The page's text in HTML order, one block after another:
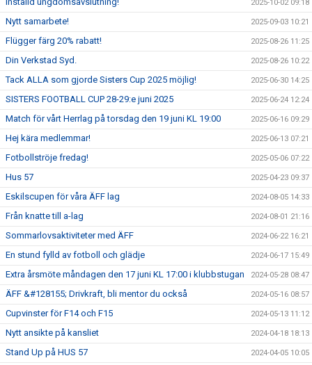
2025-10-02 09:18
Nytt samarbete! 2025-09-03 10:21
Flügger färg 20% rabatt! 2025-08-26 11:25
Din Verkstad Syd. 2025-08-26 10:22
Tack ALLA som gjorde Sisters Cup 2025 möjlig! 2025-06-30 14:25
SISTERS FOOTBALL CUP 28-29:e juni 2025 2025-06-24 12:24
Match för vårt Herrlag på torsdag den 19 juni KL 19:00 2025-06-16 09:29
Hej kära medlemmar! 2025-06-13 07:21
Fotbollströje fredag! 2025-05-06 07:22
Hus 57 2025-04-23 09:37
Eskilscupen för våra ÄFF lag 2024-08-05 14:33
Från knatte till a-lag 2024-08-01 21:16
Sommarlovsaktiviteter med ÄFF 2024-06-22 16:21
En stund fylld av fotboll och glädje 2024-06-17 15:49
Extra årsmöte måndagen den 17 juni KL 17:00 i klubbstugan 2024-05-28 08:47
ÄFF &#128155; Drivkraft, bli mentor du också 2024-05-16 08:57
Cupvinster för F14 och F15 2024-05-13 11:12
Nytt ansikte på kansliet 2024-04-18 18:13
Stand Up på HUS 57 2024-04-05 10:05